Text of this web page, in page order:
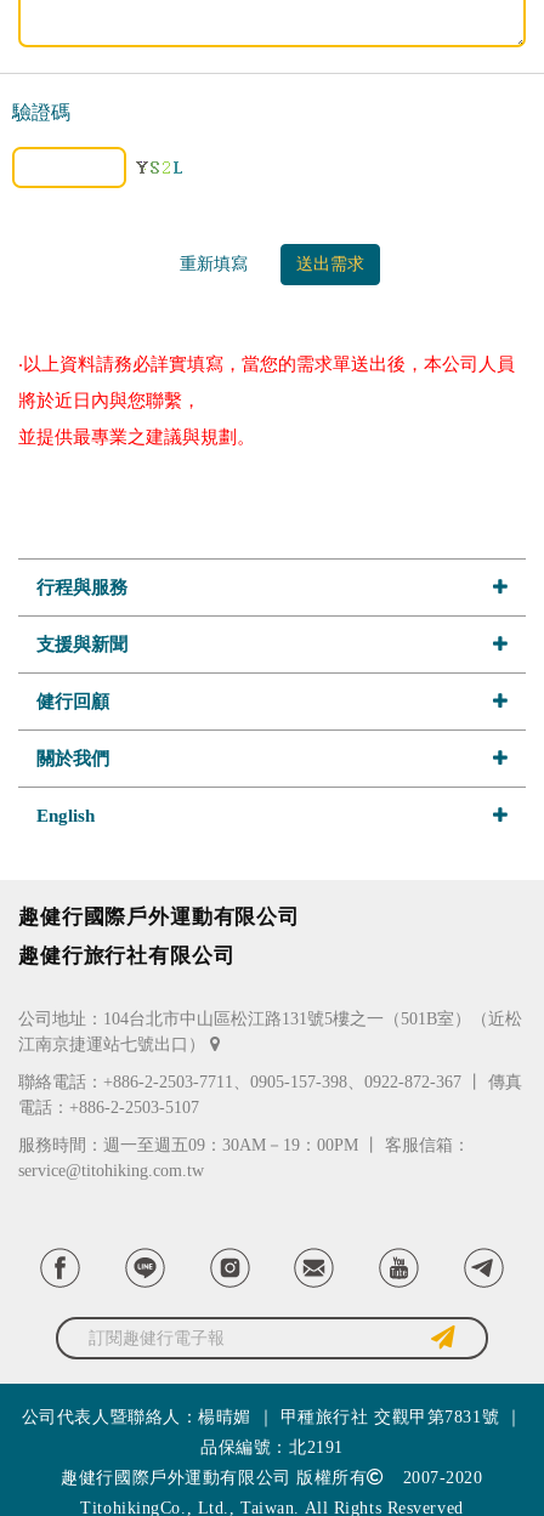
驗證碼
‧以上資料請務必詳實填寫，當您的需求單送出後，本公司人員
將於近日內與您聯繫，
並提供最專業之建議與規劃。
行程與服務
支援與新聞
健行回顧
關於我們
English
趣健行國際戶外運動有限公司
趣健行旅行社有限公司
公司地址：104台北市中山區松江路131號5樓之一（501B室）（近松
江南京捷運站七號出口）
聯絡電話：+886-2-2503-7711、0905-157-398、0922-872-367 丨 傳真
電話：+886-2-2503-5107
服務時間：週一至週五09：30AM－19：00PM 丨 客服信箱：
service@titohiking.com.tw
訂閱趣健行電子報
公司代表人暨聯絡人：楊晴媚 ｜ 甲種旅行社 交觀甲第7831號 ｜
品保編號：北2191
趣健行國際戶外運動有限公司 版權所有
2007-2020
TitohikingCo., Ltd., Taiwan. All Rights Resverved